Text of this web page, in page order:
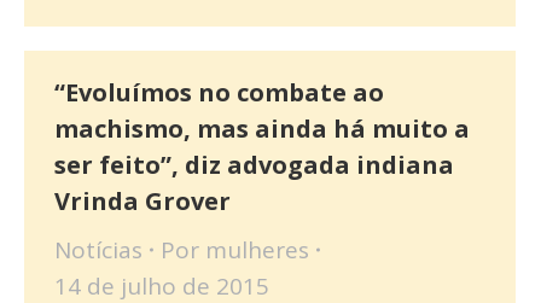
“Evoluímos no combate ao
machismo, mas ainda há muito a
ser feito”, diz advogada indiana
Vrinda Grover
Notícias Por mulheres
14 de julho de 2015